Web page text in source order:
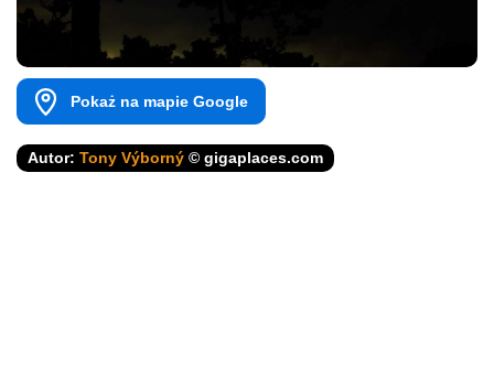
Pokaż na mapie Google
Autor: Tony Výborný © gigaplaces.com